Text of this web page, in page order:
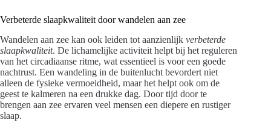
Verbeterde slaapkwaliteit door wandelen aan zee
Wandelen aan zee kan ook leiden tot aanzienlijk verbeterde
slaapkwaliteit. De lichamelijke activiteit helpt bij het reguleren
van het circadiaanse ritme, wat essentieel is voor een goede
nachtrust. Een wandeling in de buitenlucht bevordert niet
alleen de fysieke vermoeidheid, maar het helpt ook om de
geest te kalmeren na een drukke dag. Door tijd door te
brengen aan zee ervaren veel mensen een diepere en rustiger
slaap.